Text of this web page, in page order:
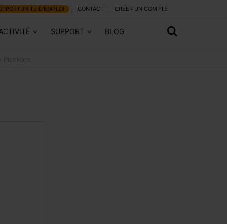
D'EMPLOI CONTACT CRÉER UN COMPTE
SUPPORT BLOG